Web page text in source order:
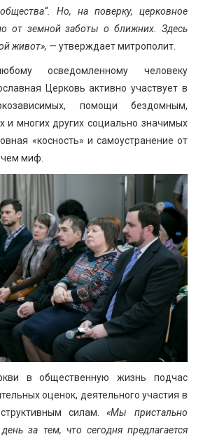
Но, на поверку, церковное
от земной заботы о ближних. Здесь
живот», — утверждает митрополит.
осведомленному человеку
Церковь активно участвует в
помощи бездомным,
и многих других социально значимых
«косность» и самоустранение от
миф.
в общественную жизнь подчас
оценок, деятельного участия в
силам.«Мы пристально
за тем, что сегодня предлагается